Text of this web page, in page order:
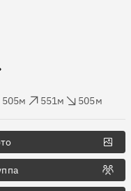
высоты
551м
505м